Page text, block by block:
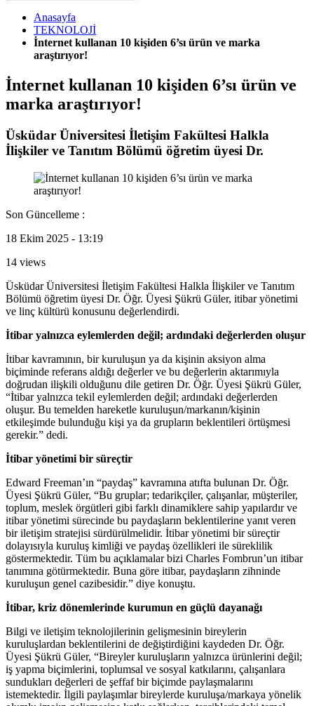
Anasayfa
TEKNOLOJİ
İnternet kullanan 10 kişiden 6’sı ürün ve marka
araştırıyor!
İnternet kullanan 10 kişiden 6’sı ürün ve
marka araştırıyor!
Üsküdar Üniversitesi İletişim Fakültesi Halkla
İlişkiler ve Tanıtım Bölümü öğretim üyesi Dr.
Son Güncelleme :
18 Ekim 2025 - 13:19
14 views
Üsküdar Üniversitesi İletişim Fakültesi Halkla İlişkiler ve Tanıtım
Bölümü öğretim üyesi Dr. Öğr. Üyesi Şükrü Güler, itibar yönetimi
ve linç kültürü konusunu değerlendirdi.
İtibar yalnızca eylemlerden değil; ardındaki değerlerden oluşur
İtibar kavramının, bir kuruluşun ya da kişinin aksiyon alma
biçiminde referans aldığı değerler ve bu değerlerin aktarımıyla
doğrudan ilişkili olduğunu dile getiren Dr. Öğr. Üyesi Şükrü Güler,
“İtibar yalnızca tekil eylemlerden değil; ardındaki değerlerden
oluşur. Bu temelden hareketle kuruluşun/markanın/kişinin
etkileşimde bulunduğu kişi ya da grupların beklentileri örtüşmesi
gerekir.” dedi.
İtibar yönetimi bir süreçtir
Edward Freeman’ın “paydaş” kavramına atıfta bulunan Dr. Öğr.
Üyesi Şükrü Güler, “Bu gruplar; tedarikçiler, çalışanlar, müşteriler,
toplum, meslek örgütleri gibi farklı dinamiklere sahip yapılardır ve
itibar yönetimi sürecinde bu paydaşların beklentilerine yanıt veren
bir iletişim stratejisi sürdürülmelidir. İtibar yönetimi bir süreçtir
dolayısıyla kuruluş kimliği ve paydaş özellikleri ile süreklilik
göstermektedir. Tüm bu açıklamalar bizi Charles Fombrun’un itibar
tanımına götürmektedir. Buna göre itibar, paydaşların zihninde
kuruluşun genel cazibesidir.” diye konuştu.
İtibar, kriz dönemlerinde kurumun en güçlü dayanağı
Bilgi ve iletişim teknolojilerinin gelişmesinin bireylerin
kuruluşlardan beklentilerini de değiştirdiğini kaydeden Dr. Öğr.
Üyesi Şükrü Güler, “Bireyler kuruluşların yalnızca ürünlerini değil;
iş yapma biçimlerini, toplumsal ve sosyal katkılarını, çalışanlara
sundukları değerleri de şeffaf bir biçimde paylaşmalarını
istemektedir. İlgili paylaşımlar bireylerde kuruluşa/markaya yönelik